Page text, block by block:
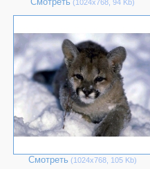
(1024х768, 94 Kb)
Смотреть (1024х768, 105 Kb)